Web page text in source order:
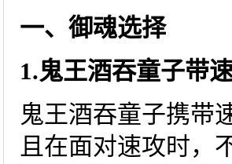
一、御魂选择
1.鬼王酒吞童子带
鬼王酒吞童子携带
且在面对速攻时，